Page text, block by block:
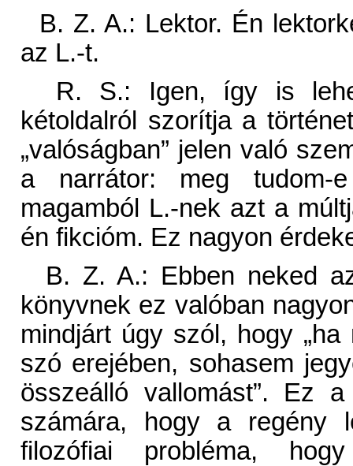
B. Z. A.: Lektor. Én
az L.-t.
R. S.: Igen, így is
kétoldalról szorítja a
„valóságban” jelen való
a narrátor: meg tudom-
magamból L.-nek azt a
én fikcióm. Ez nagyon
B. Z. A.: Ebben neked
könyvnek ez valóban
mindjárt úgy szól, hogy
szó erejében, sohasem
összeálló vallomást”. Ez
számára, hogy a regény
filozófiai probléma,